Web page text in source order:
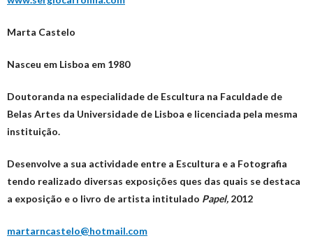
Marta Castelo
Nasceu em Lisboa em 1980
Doutoranda na especialidade de Escultura na Faculdade de
Belas Artes da Universidade de Lisboa e licenciada pela mesma
instituição.
Desenvolve a sua actividade entre a Escultura e a Fotografia
tendo realizado diversas exposições ques das quais se destaca
a exposição e o livro de artista intitulado Papel, 2012
martarncastelo@hotmail.com